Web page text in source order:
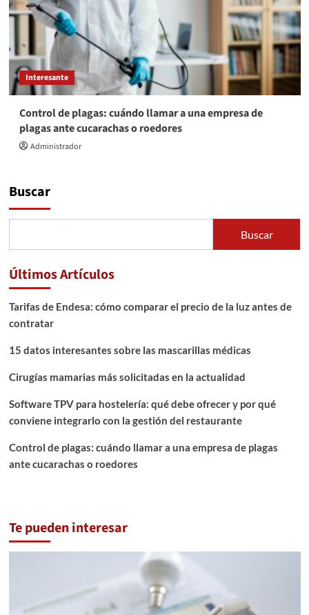
Interesante
Control de plagas: cuándo llamar a una empresa de
plagas ante cucarachas o roedores
Administrador
Buscar
Buscar
Últimos Artículos
Tarifas de Endesa: cómo comparar el precio de la luz antes de
contratar
15 datos interesantes sobre las mascarillas médicas
Cirugías mamarias más solicitadas en la actualidad
Software TPV para hostelería: qué debe ofrecer y por qué
conviene integrarlo con la gestión del restaurante
Control de plagas: cuándo llamar a una empresa de plagas
ante cucarachas o roedores
Te pueden interesar